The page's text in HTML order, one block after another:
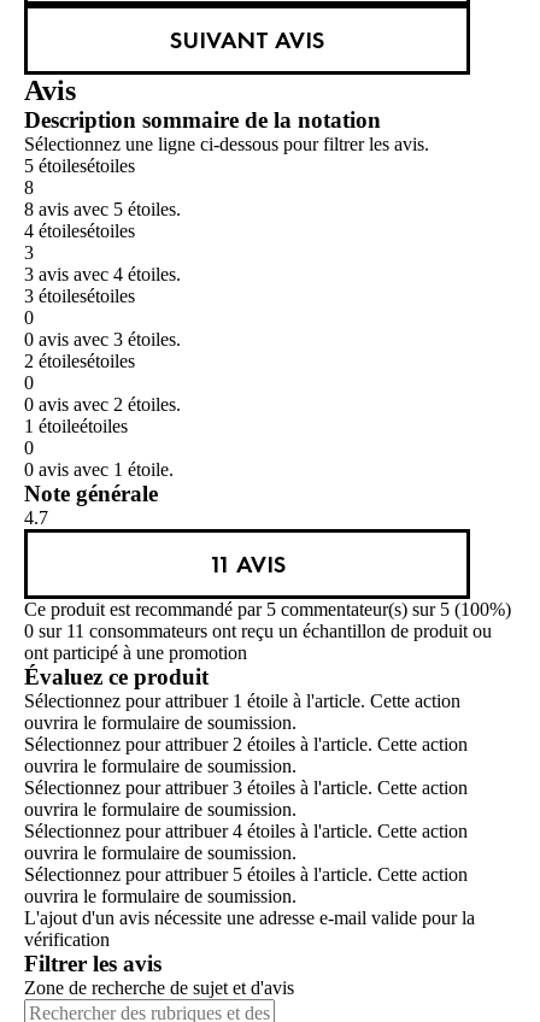
SUIVANT AVIS
Avis
Description sommaire de la notation
Sélectionnez une ligne ci-dessous pour filtrer les avis.
5 étoilesétoiles
8
8 avis avec 5 étoiles.
4 étoilesétoiles
3
3 avis avec 4 étoiles.
3 étoilesétoiles
0
0 avis avec 3 étoiles.
2 étoilesétoiles
0
0 avis avec 2 étoiles.
1 étoileétoiles
0
0 avis avec 1 étoile.
Note générale
4.7
11 AVIS
Ce produit est recommandé par 5 commentateur(s) sur 5 (100%)
0 sur 11 consommateurs ont reçu un échantillon de produit ou
ont participé à une promotion
Évaluez ce produit
Sélectionnez pour attribuer 1 étoile à l'article. Cette action
ouvrira le formulaire de soumission.
Sélectionnez pour attribuer 2 étoiles à l'article. Cette action
ouvrira le formulaire de soumission.
Sélectionnez pour attribuer 3 étoiles à l'article. Cette action
ouvrira le formulaire de soumission.
Sélectionnez pour attribuer 4 étoiles à l'article. Cette action
ouvrira le formulaire de soumission.
Sélectionnez pour attribuer 5 étoiles à l'article. Cette action
ouvrira le formulaire de soumission.
L'ajout d'un avis nécessite une adresse e-mail valide pour la
vérification
Filtrer les avis
Zone de recherche de sujet et d'avis